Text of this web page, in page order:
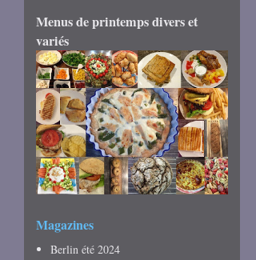
Menus de printemps divers et
variés
Magazines
Berlin été 2024